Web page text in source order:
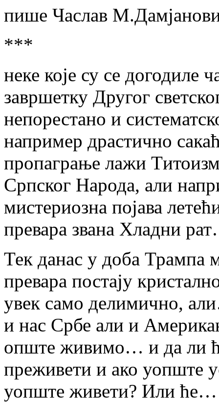
пише Часлав
***
неке које су се
завршетку Другог
непорестано и
например драстично
пропаграње лажи
Српског Народа, али
мистериозна појава
превара звана Хладни
Тек данас у доба Трампа
превара постају
увек само делимично,
и нас Србе али и
опште живимо… и да ли
преживети и ако уопште
уопште живети? Или ће…